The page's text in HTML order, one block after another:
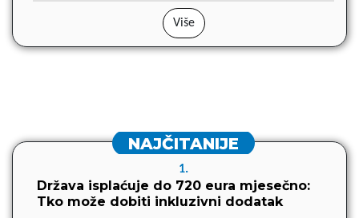
Više
NAJČITANIJE
1.
Država isplaćuje do 720 eura mjesečno:
Tko može dobiti inkluzivni dodatak